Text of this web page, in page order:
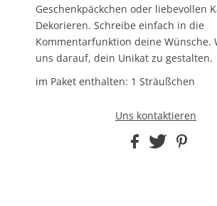
Geschenkpäckchen oder liebevollen
Dekorieren. Schreibe einfach in die
Kommentarfunktion deine Wünsche.
uns darauf, dein Unikat zu gestalten.
im Paket enthalten: 1 Sträußchen
Uns kontaktieren